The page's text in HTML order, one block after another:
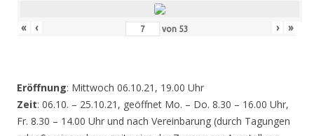
« ‹ von 53 › »
Eröffnung: Mittwoch 06.10.21, 19.00 Uhr
Zeit: 06.10. – 25.10.21, geöffnet Mo. – Do. 8.30 – 16.00 Uhr,
Fr. 8.30 – 14.00 Uhr und nach Vereinbarung (durch Tagungen